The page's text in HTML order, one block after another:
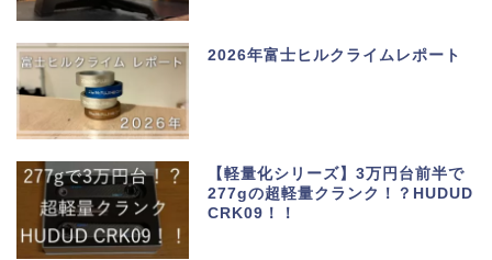
2026年富士ヒルクライムレポート
【軽量化シリーズ】3万円台前半で
277gの超軽量クランク！？HUDUD
CRK09！！